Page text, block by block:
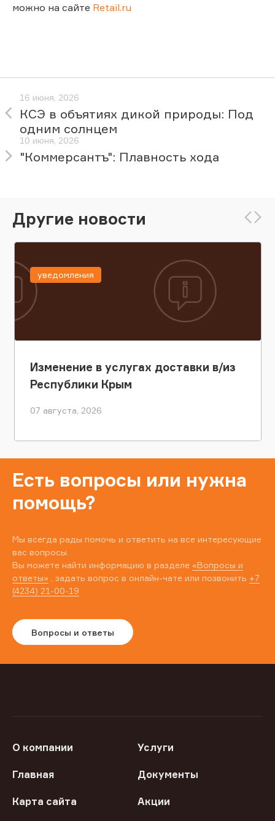
можно на сайте Retail.ru
16 июня, 2026
КСЭ в объятиях дикой природы: Под
одним солнцем
10 июня, 2026
"Коммерсантъ": Плавность хода
Другие новости
Изменение в услугах доставки в/из
Республики Крым
07 августа, 2026
уведомления
Есть вопросы или нужна
помощь?
Мы всегда рады помочь и ответить на все интересующие
вас вопросы.
Вы можете найти информацию в разделе «Вопросы и
ответы» , задать вопрос в онлайн-чате или позвонить +7
(4234) 21-00-19
Вопросы и ответы
О компании Услуги
Главная Документы
Карта сайта Акции